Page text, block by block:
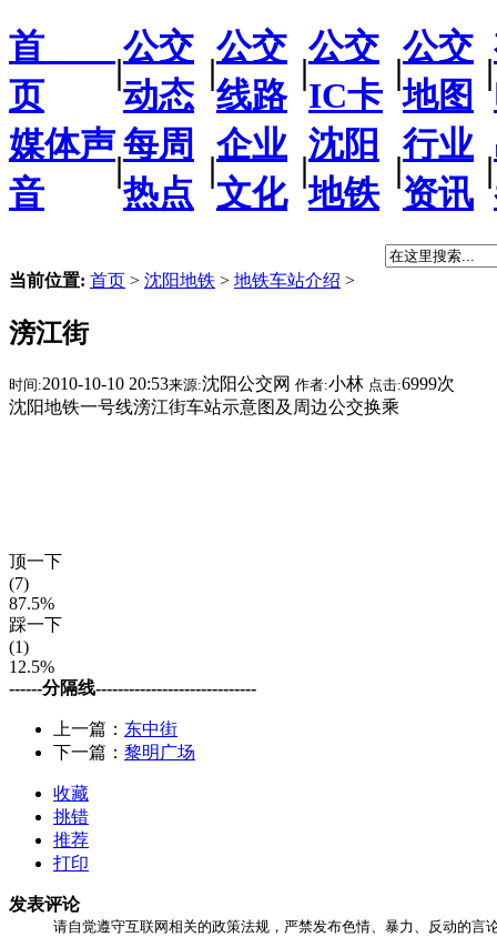
首
页
|
公交
动态
|
公交
线路
|
公交
IC卡
|
公交
地图
|
媒体声
音
|
每周
热点
|
企业
文化
|
沈阳
地铁
|
行业
资讯
|
当前位置: 首页 > 沈阳地铁 > 地铁车站介绍 >
滂江街
时间:2010-10-10 20:53来源:沈阳公交网 作者:小林 点击:6999次
沈阳地铁一号线滂江街车站示意图及周边公交换乘
顶一下
(7)
87.5%
踩一下
(1)
12.5%
------分隔线-----------------------------
上一篇： 东中街
下一篇： 黎明广场
收藏
挑错
推荐
打印
发表评论
请自觉遵守互联网相关的政策法规，严禁发布色情、暴力、反动的言